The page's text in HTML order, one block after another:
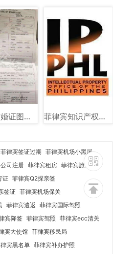
菲律宾结婚证图片样式 菲律宾知识产权局（IPOPHL）图文讲解
菲律宾签证过期 菲律宾机场小黑屋
司注册 菲律宾租房 菲律宾旅行社
证 菲律宾Q2探亲签
签证 菲律宾机场保关
菲律宾遣返 菲律宾国际驾照
宾降签 菲律宾驾照 菲律宾ecc清关
宾大使馆 菲律宾移民局
宾黑名单 菲律宾补办护照